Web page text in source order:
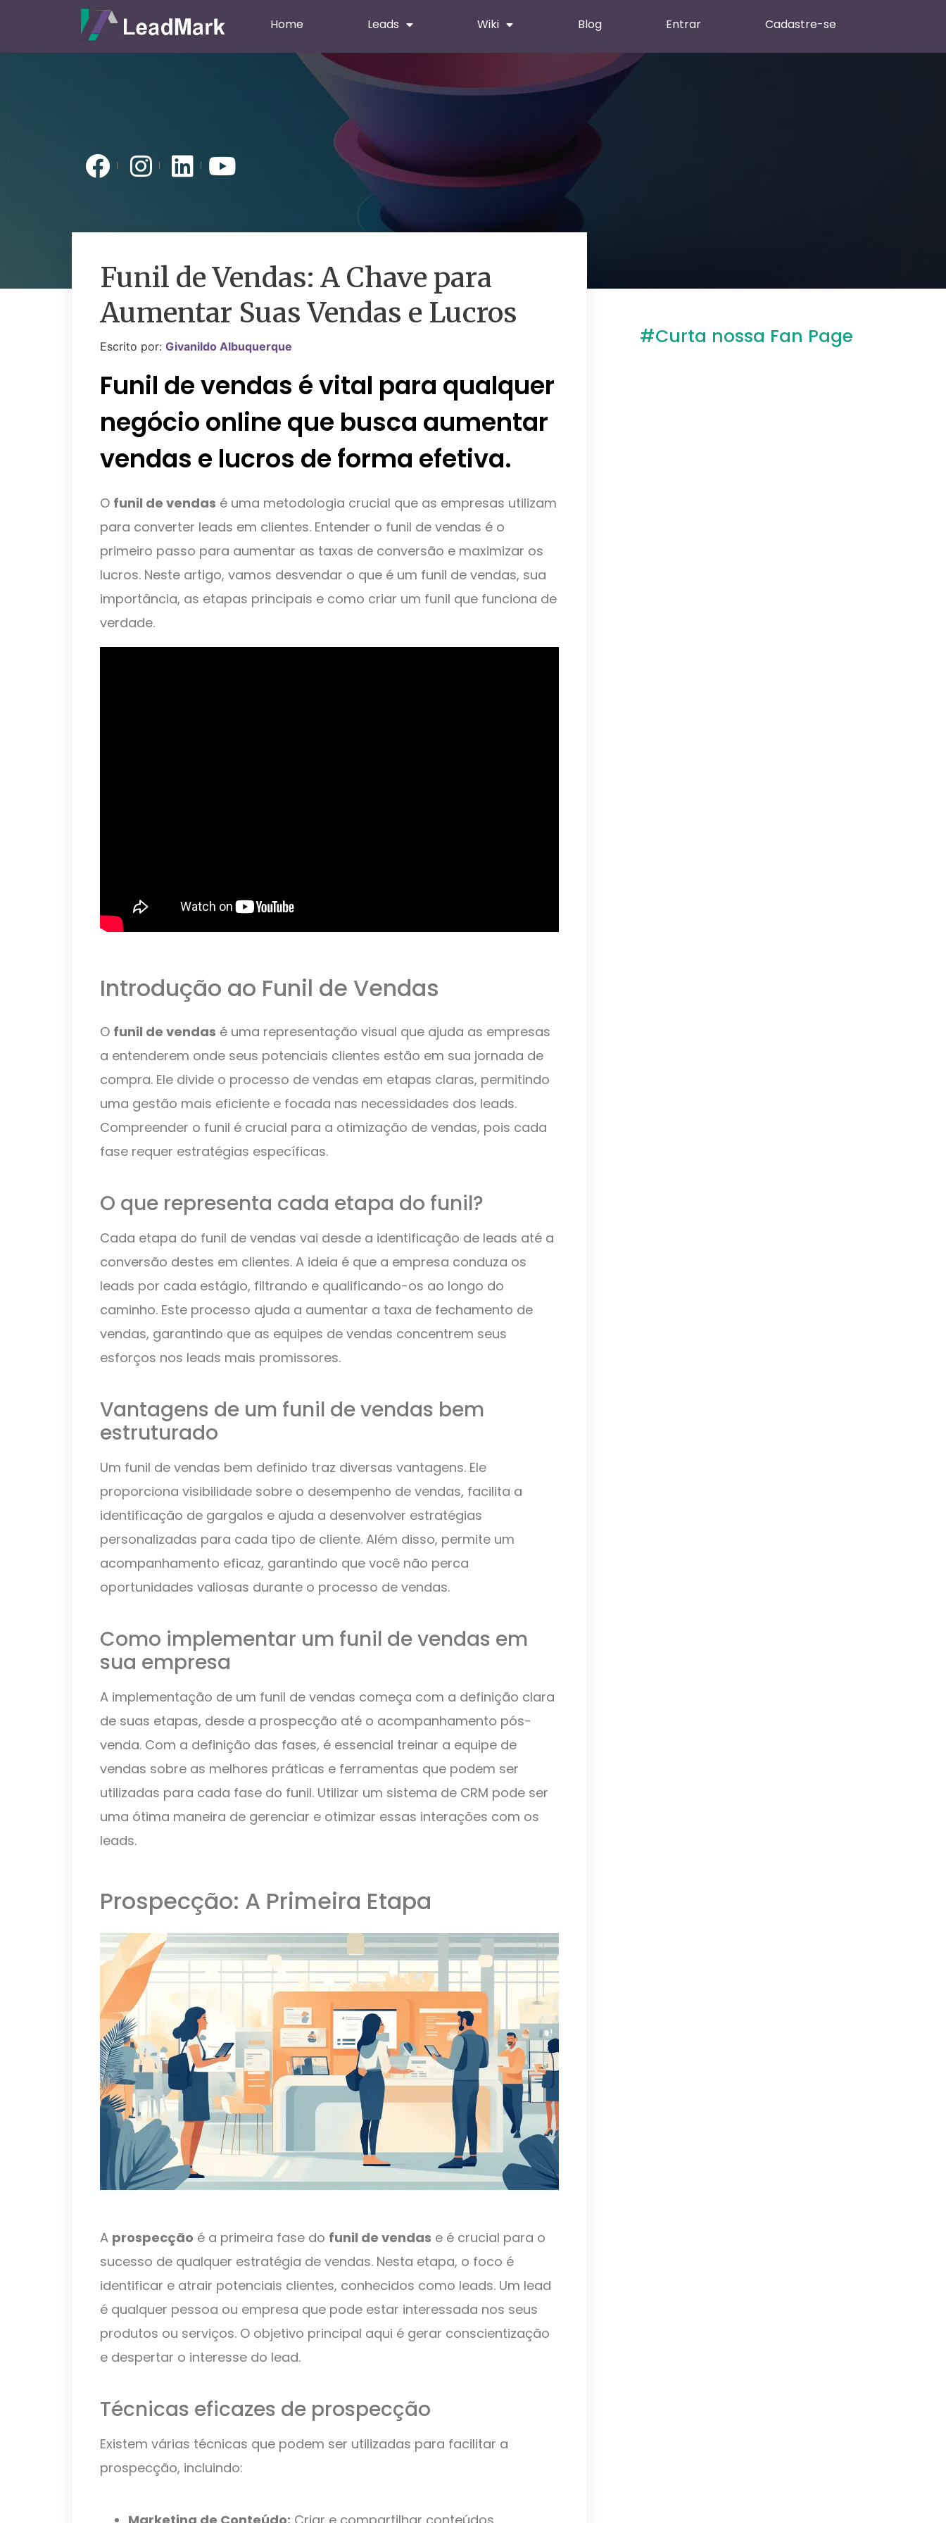
Home Leads Wiki Blog Entrar Cadastre-se
Funil de Vendas: A Chave para
Aumentar Suas Vendas e Lucros
Escrito por: Givanildo Albuquerque
Funil de vendas é vital para qualquer
negócio online que busca aumentar
vendas e lucros de forma efetiva.
O funil de vendas é uma metodologia crucial que as empresas utilizam
para converter leads em clientes. Entender o funil de vendas é o
primeiro passo para aumentar as taxas de conversão e maximizar os
lucros. Neste artigo, vamos desvendar o que é um funil de vendas, sua
importância, as etapas principais e como criar um funil que funciona de
verdade.
Introdução ao Funil de Vendas
O funil de vendas é uma representação visual que ajuda as empresas
a entenderem onde seus potenciais clientes estão em sua jornada de
compra. Ele divide o processo de vendas em etapas claras, permitindo
uma gestão mais eficiente e focada nas necessidades dos leads.
Compreender o funil é crucial para a otimização de vendas, pois cada
fase requer estratégias específicas.
O que representa cada etapa do funil?
Cada etapa do funil de vendas vai desde a identificação de leads até a
conversão destes em clientes. A ideia é que a empresa conduza os
leads por cada estágio, filtrando e qualificando-os ao longo do
caminho. Este processo ajuda a aumentar a taxa de fechamento de
vendas, garantindo que as equipes de vendas concentrem seus
esforços nos leads mais promissores.
Vantagens de um funil de vendas bem
estruturado
Um funil de vendas bem definido traz diversas vantagens. Ele
proporciona visibilidade sobre o desempenho de vendas, facilita a
identificação de gargalos e ajuda a desenvolver estratégias
personalizadas para cada tipo de cliente. Além disso, permite um
acompanhamento eficaz, garantindo que você não perca
oportunidades valiosas durante o processo de vendas.
Como implementar um funil de vendas em
sua empresa
A implementação de um funil de vendas começa com a definição clara
de suas etapas, desde a prospecção até o acompanhamento pós-
venda. Com a definição das fases, é essencial treinar a equipe de
vendas sobre as melhores práticas e ferramentas que podem ser
utilizadas para cada fase do funil. Utilizar um sistema de CRM pode ser
uma ótima maneira de gerenciar e otimizar essas interações com os
leads.
Prospecção: A Primeira Etapa
A prospecção é a primeira fase do funil de vendas e é crucial para o
sucesso de qualquer estratégia de vendas. Nesta etapa, o foco é
identificar e atrair potenciais clientes, conhecidos como leads. Um lead
é qualquer pessoa ou empresa que pode estar interessada nos seus
produtos ou serviços. O objetivo principal aqui é gerar conscientização
e despertar o interesse do lead.
Técnicas eficazes de prospecção
Existem várias técnicas que podem ser utilizadas para facilitar a
prospecção, incluindo:
#Curta nossa Fan Page